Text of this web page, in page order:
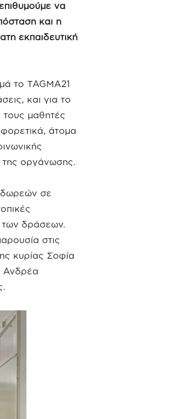
να
και η
εκπαιδευτική
το TAGMA21
και για το
μαθητές
άτομα
της οργάνωσης.
δωρεών σε
των δράσεων.
στις
κυρίας Σοφία
Ανδρέα